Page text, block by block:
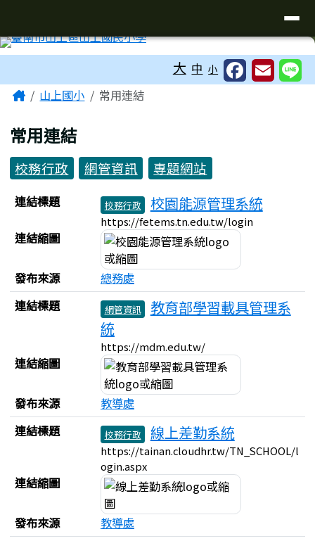
臺南市山上區山上國民小學-童趣有
大 中 小
主內容區域
Home山上國小 常用連結
常用連結
校務行政 網管資訊 專題網站
連結列表
連結標題 校務行政 校園能源管理系統
https://fetems.tn.edu.tw/login
連結縮圖
發布來源
總務處
連結標題
網管資訊
教育部學習載具管理系
統
https://mdm.edu.tw/
連結縮圖
發布來源
教導處
連結標題
校務行政 線上差勤系統
https://tainan.cloudhr.tw/TN_SCHOOL/l
ogin.aspx
連結縮圖
發布來源
教導處
頁尾區域